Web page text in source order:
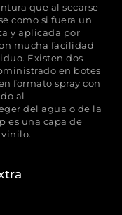
que al secarse
como si fuera un
y aplicada por
mucha facilidad
Existen dos
en botes
formato spray con
al
del agua o de la
es una capa de
vinilo.